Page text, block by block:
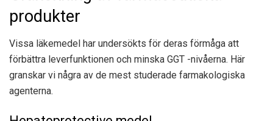
produkter
Vissa läkemedel har undersökts för deras förmåga att
förbättra leverfunktionen och minska GGT -nivåerna. Här
granskar vi några av de mest studerade farmakologiska
agenterna.